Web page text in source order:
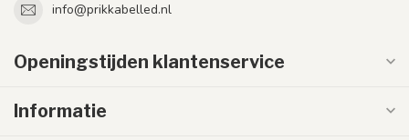
info@prikkabelled.nl
Openingstijden klantenservice
Informatie